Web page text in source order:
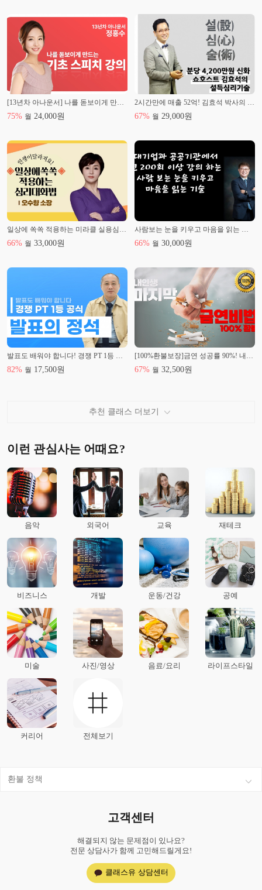
[13년차 아나운서] 나를 돋보이게 만드는 기초 스피치 강의
75% 월 24,000원
2시간만에 매출 52억! 김효석 박사의 설득심리기술
67% 월 29,000원
66% 월 33,000원 66% 월 30,000원
발표도 배워야 합니다! 경쟁 PT 1등 공식 [발표의 정석]
82% 월 17,500원
[100%환불보장]금연 성공률 90%! 내인생 마지막 금연 비법!
67% 월 32,500원
추천 클래스 더보기
이런 관심사는 어때요?
음악 외국어 교육 재테크
비즈니스 개발 운동/건강 공예
미술 사진/영상 음료/요리 라이프스타일
커리어 전체보기
환불 정책
고객센터
해결되지 않는 문제점이 있나요?
전문 상담사가 함께 고민해드릴게요!
클래스유 상담센터